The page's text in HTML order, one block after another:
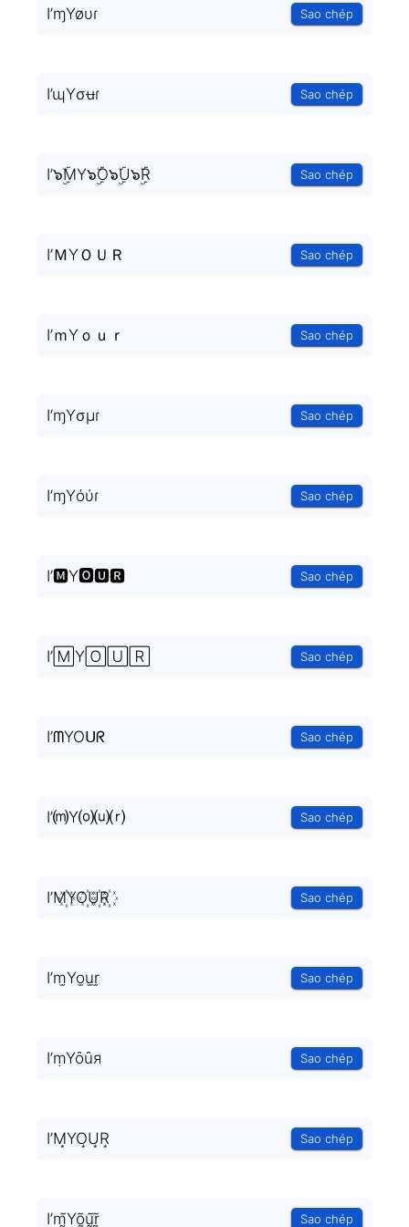
I’ɱYøυɾ Sao chép
I’ɰYσʉɾ Sao chép
I’๖ۣۜMY๖ۣۜO๖ۣۜU๖ۣۜR Sao chép
I’ＭYＯＵＲ Sao chép
I’ｍYｏｕｒ Sao chép
I’ɱYσμɾ Sao chép
I’ɱYόύɾ Sao chép
I’🅼Y🅾🆄🆁 Sao chép
I’🄼Y🄾🅄🅁 Sao chép
I’ᗰYOᑌᖇ Sao chép
I’⒨Y⒪⒰⒭ Sao chép
I’M꙰YO꙰U꙰R꙰ Sao chép
I’m̫Yo̫u̫r̫ Sao chép
I’ṃYȏȗя Sao chép
I’M͙YO͙U͙R͙ Sao chép
I’m̰̃Yõ̰ṵ̃r̰̃ Sao chép